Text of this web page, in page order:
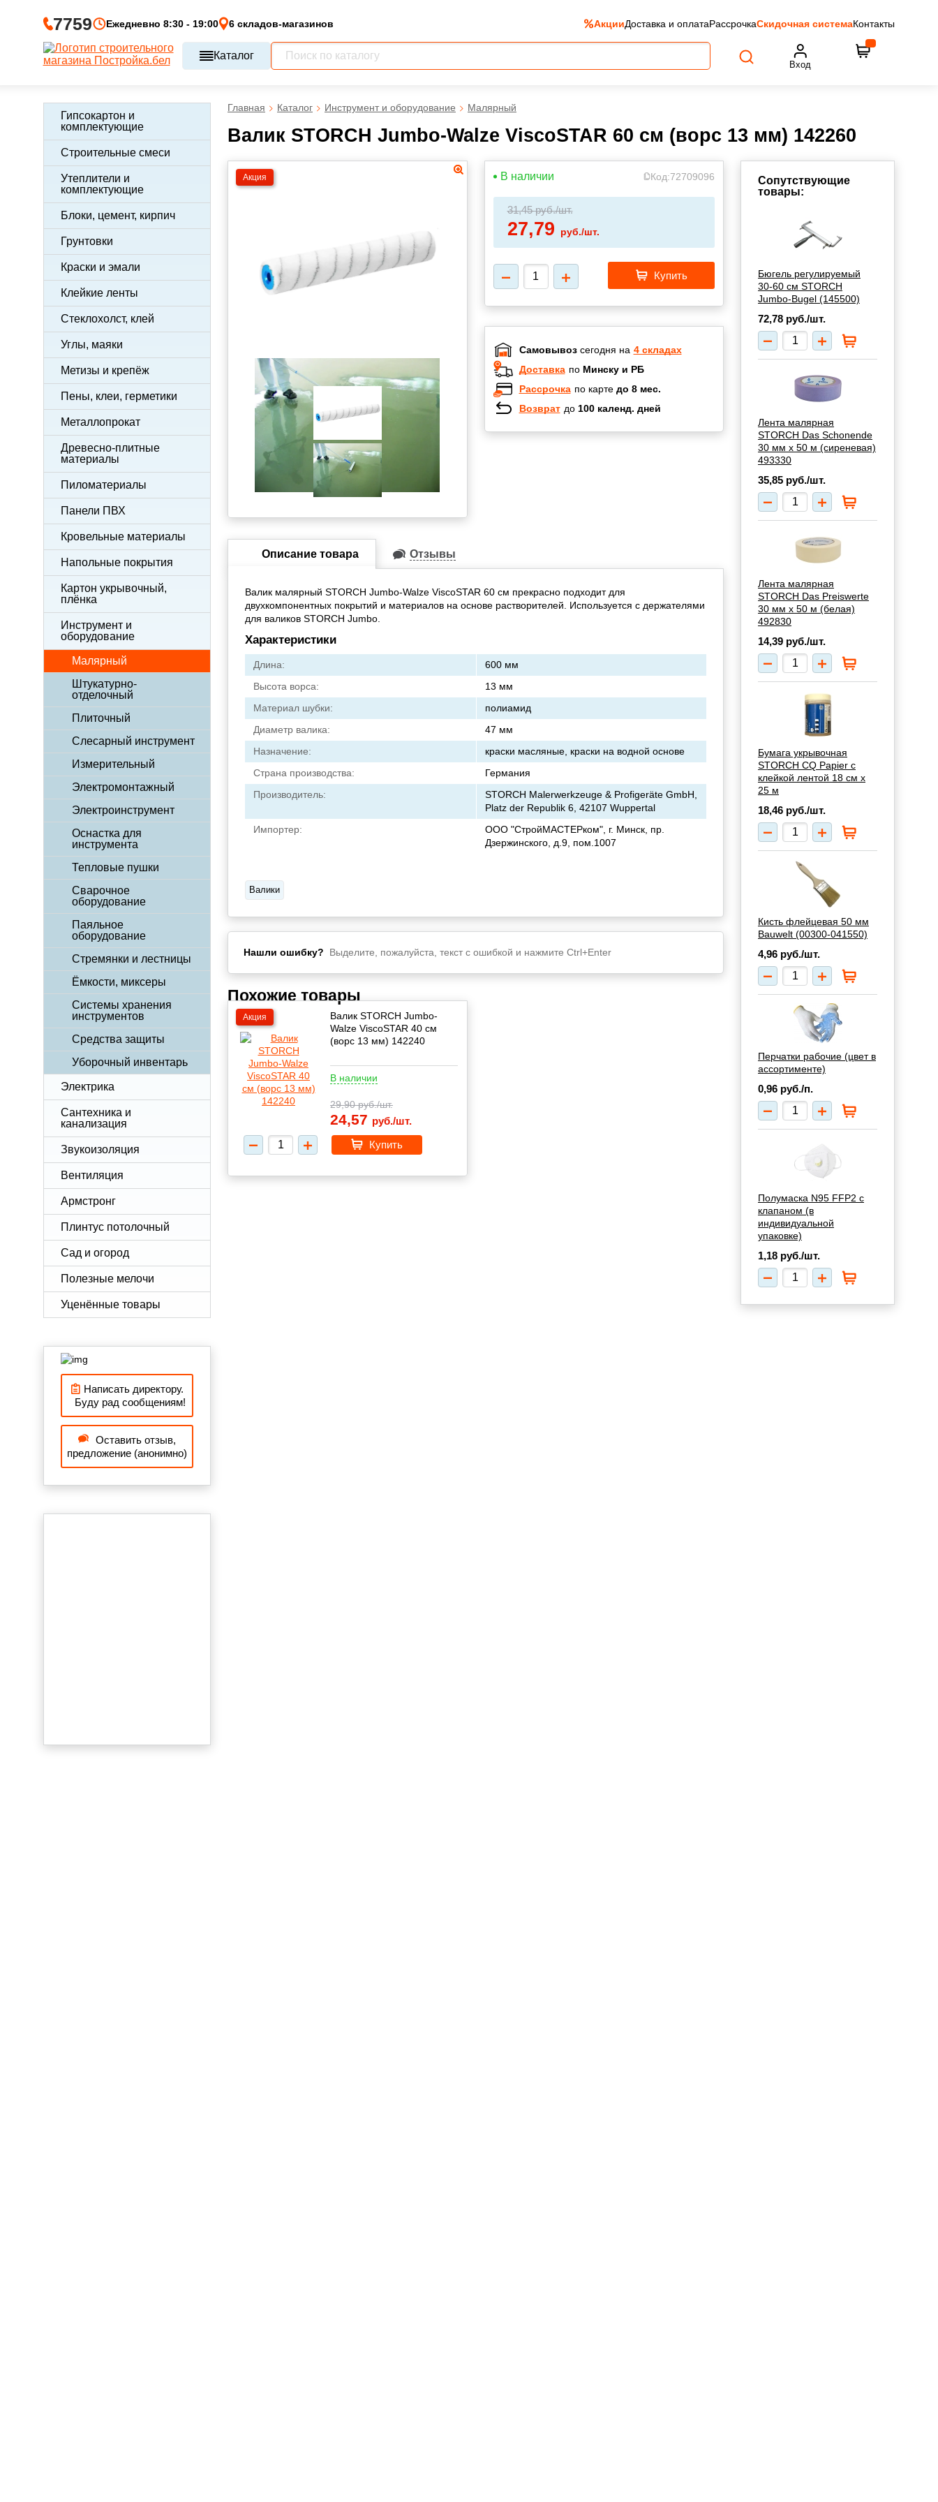
7759 Ежедневно 8:30 - 19:00 6 складов-магазинов АкцииДоставка и оплатаРассрочкаСкидочная системаКонтакты
Каталог
Вход
Гипсокартон и
комплектующие
Строительные смеси
Утеплители и
комплектующие
Блоки, цемент, кирпич
Грунтовки
Краски и эмали
Клейкие ленты
Стеклохолст, клей
Углы, маяки
Метизы и крепёж
Пены, клеи, герметики
Металлопрокат
Древесно-плитные
материалы
Пиломатериалы
Панели ПВХ
Кровельные материалы
Напольные покрытия
Картон укрывочный,
плёнка
Инструмент и
оборудование
Малярный
Штукатурно-
отделочный
Плиточный
Слесарный инструмент
Измерительный
Электромонтажный
Электроинструмент
Оснастка для
инструмента
Тепловые пушки
Сварочное
оборудование
Паяльное
оборудование
Стремянки и лестницы
Ёмкости, миксеры
Системы хранения
инструментов
Средства защиты
Уборочный инвентарь
Электрика
Сантехника и
канализация
Звукоизоляция
Вентиляция
Армстронг
Плинтус потолочный
Сад и огород
Полезные мелочи
Уценённые товары
Написать директору.
Буду рад сообщениям!
Оставить отзыв,
предложение (анонимно)
Главная Каталог Инструмент и оборудование Малярный
Валик STORCH Jumbo-Walze ViscoSTAR 60 см (ворс 13 мм) 142260
Акция В наличии Код:72709096
31,45руб./шт.
27,79 руб./шт.
Купить
Самовывозсегодня на 4 складах
Доставка по Минску и РБ
Рассрочка по карте до 8 мес.
Возврат до 100 календ. дней
Описание товара Отзывы
Валик малярный STORCH Jumbo-Walze ViscoSTAR 60 см прекрасно подходит для
двухкомпонентных покрытий и материалов на основе растворителей. Используется с держателями
для валиков STORCH Jumbo.
Характеристики
Длина:
600 мм
Высота ворса:
13 мм
Материал шубки:
полиамид
Диаметр валика:
47 мм
Назначение:
краски масляные, краски на водной основе
Страна производства:
Германия
Производитель:
STORCH Malerwerkzeuge & Profigeräte GmbH,
Platz der Republik 6, 42107 Wuppertal
Импортер:
ООО "СтройМАСТЕРком", г. Минск, пр.
Дзержинского, д.9, пом.1007
Валики
Нашли ошибку? Выделите, пожалуйста, текст с ошибкой и нажмите Ctrl+Enter
Похожие товары
Акция
Валик STORCH Jumbo-
Walze ViscoSTAR 40 см
(ворс 13 мм) 142240
В наличии
29,90руб./шт.
24,57 руб./шт.
Купить
Сопутствующие
товары:
Бюгель регулируемый
30-60 см STORCH
Jumbo-Bugel (145500)
72,78 руб./шт.
Лента малярная
STORCH Das Schonende
30 мм х 50 м (сиреневая)
493330
35,85 руб./шт.
Лента малярная
STORCH Das Preiswerte
30 мм х 50 м (белая)
492830
14,39 руб./шт.
Бумага укрывочная
STORCH CQ Papier с
клейкой лентой 18 см х
25 м
18,46 руб./шт.
Кисть флейцевая 50 мм
Bauwelt (00300-041550)
4,96 руб./шт.
Перчатки рабочие (цвет в
ассортименте)
0,96 руб./п.
Полумаска N95 FFP2 с
клапаном (в
индивидуальной
упаковке)
1,18 руб./шт.